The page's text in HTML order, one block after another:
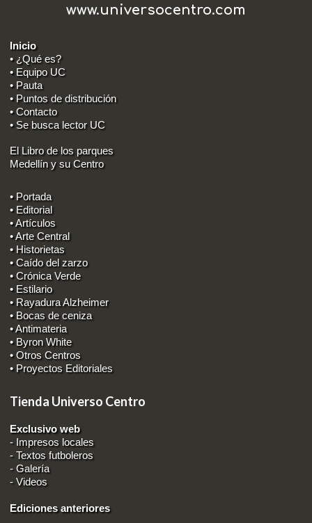
www.universocentro.com
Inicio
• ¿Qué es?
• Equipo UC
• Pauta
• Puntos de distribución
• Contacto
• Se busca lector UC
El Libro de los parques
Medellín y su Centro
• Portada
• Editorial
• Artículos
• Arte Central
• Historietas
• Caído del zarzo
• Crónica Verde
• Estilario
• Rayadura Alzheimer
• Bocas de ceniza
• Antimateria
• Byron White
• Otros Centros
• Proyectos Editoriales
Tienda Universo Centro
Exclusivo web
- Impresos locales
-Textos futboleros
-Galería
-Videos
Ediciones anteriores